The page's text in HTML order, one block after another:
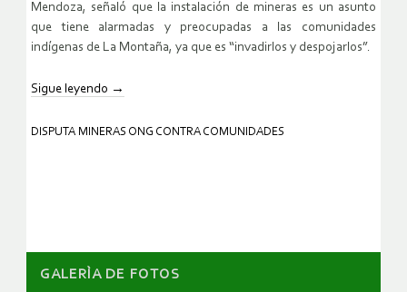
Mendoza, señaló que la instalación de mineras es un asunto
que tiene alarmadas y preocupadas a las comunidades
indígenas de La Montaña, ya que es “invadirlos y despojarlos”.
Sigue leyendo →
DISPUTA MINERAS ONG CONTRA COMUNIDADES
GALERÌA DE FOTOS